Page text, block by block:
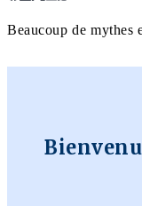
Beaucoup de mythes